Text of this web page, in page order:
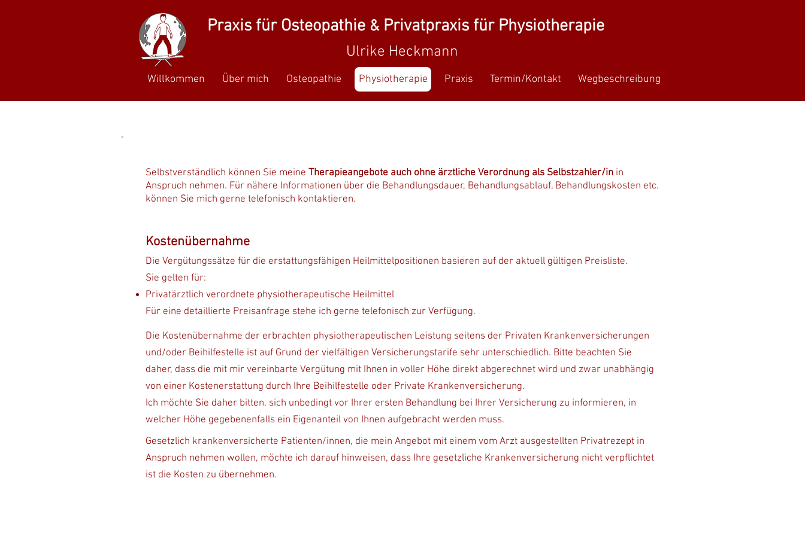
Praxis für Osteopathie &Privatpraxis für Physiotherapie
Ulrike Heckmann
Willkommen Über mich Osteopathie Physiotherapie Praxis Termin/Kontakt Wegbeschreibung
Selbstverständlich können Sie meine Therapieangebote auch ohne ärztliche Verordnung als Selbstzahler/in in
Anspruch nehmen. Für nähere Informationen über die Behandlungsdauer, Behandlungsablauf, Behandlungskosten etc.
können Sie mich gerne telefonisch kontaktieren.
Die Vergütungssätze für die erstattungsfähigen Heilmittelpositionen basieren auf der aktuell gültigen Preisliste.
Sie gelten für:
Privatärztlich verordnete physiotherapeutische Heilmittel
Für eine detaillierte Preisanfrage stehe ich gerne telefonisch zur Verfügung.
Die Kostenübernahme der erbrachten physiotherapeutischen Leistung seitens der Privaten Krankenversicherungen
und/oder Beihilfestelle ist auf Grund der vielfältigen Versicherungstarife sehr unterschiedlich. Bitte beachten Sie
daher, dass die mit mir vereinbarte Vergütung mit Ihnen in voller Höhe direkt abgerechnet wird und zwar unabhängig
von einer Kostenerstattung durch Ihre Beihilfestelle oder Private Krankenversicherung.
​Ich möchte Sie daher bitten, sich unbedingt vor Ihrer ersten Behandlung bei Ihrer Versicherung zu informieren, in
welcher Höhe gegebenenfalls ein Eigenanteil von Ihnen aufgebracht werden muss.
Gesetzlich krankenversicherte Patienten/innen, die mein Angebot mit einem vom Arzt ausgestellten Privatrezept in
Anspruch nehmen wollen, möchte ich darauf hinweisen, dass Ihre gesetzliche Krankenversicherung nicht verpflichtet
ist die Kosten zu übernehmen.
Kostenübernahme